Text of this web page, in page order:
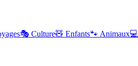
🎭 Culture🧸 Enfants🐾 Animaux💻